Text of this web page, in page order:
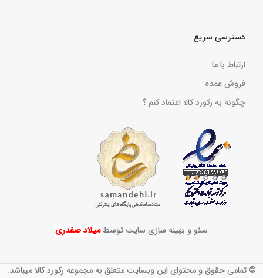
دسترسی سریع
ارتباط با ما
فروش عمده
چگونه به رکورد کالا اعتماد کنم ؟
سئو و بهینه سازی سایت توسطمیلاد صفدری
© تمامی حقوق و محتوای این وبسایت متعلق به مجموعه رکورد کالا میباشد.